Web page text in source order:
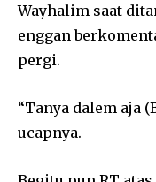
Wayhalim saat
enggan
pergi.
“Tanya dalem aja
ucapnya.